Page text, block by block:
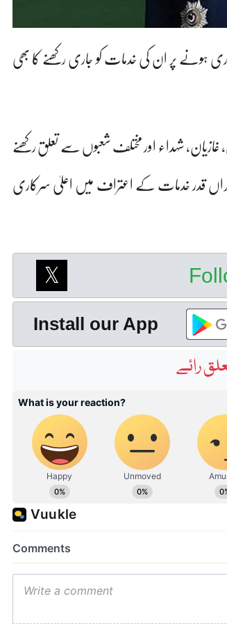
ہونے پر ان کی خدمات کو جاری رکھنے کا بھی
غازیان، شہداء اور مختلف شعبوں سے تعلق رکھنے
قدر خدمات کے اعتراف میں اعلیٰ سرکاری
Install our App
رائے